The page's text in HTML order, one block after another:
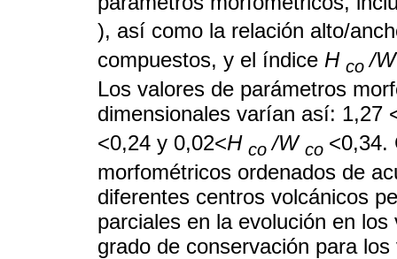
), así como la relación alto/
compuestos, y el índice H co /W
Los valores de parámetros
dimensionales varían así: 1,27
<0,24 y 0,02<H co /W co <0,34.
morfométricos ordenados de
diferentes centros volcánicos
parciales en la evolución en
grado de conservación para